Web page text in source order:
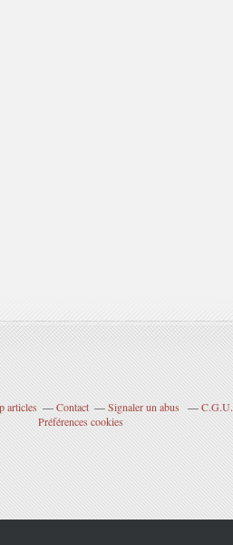
articles Contact Signaler un abus C.G.U.
Préférences cookies